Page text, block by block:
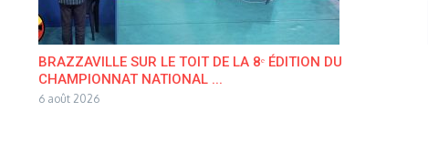
BRAZZAVILLE SUR LE TOIT DE LA 8ᵉ ÉDITION DU
CHAMPIONNAT NATIONAL ...
6 août 2026